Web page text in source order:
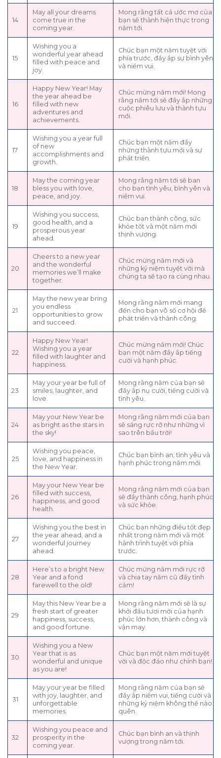
14
May all your dreams
come true in the
coming year.
Mong rằng tất cả ước mơ của
bạn sẽ thành hiện thực trong
năm tới.
15
Wishing you a
wonderful year ahead
filled with peace and
joy.
Chúc bạn một năm tuyệt vời
phía trước, đầy ắp sự bình yên
và niềm vui.
16
Happy New Year! May
the year ahead be
filled with new
adventures and
achievements.
Chúc mừng năm mới! Mong
rằng năm tới sẽ đầy ắp những
cuộc phiêu lưu và thành tựu
mới.
17
Wishing you a year full
of new
accomplishments and
growth.
Chúc bạn một năm đầy
những thành tựu mới và sự
phát triển.
18
May the coming year
bless you with love,
peace, and joy.
Mong rằng năm tới sẽ ban
cho bạn tình yêu, bình yên và
niềm vui.
19
Wishing you success,
good health, and a
prosperous year
ahead.
Chúc bạn thành công, sức
khỏe tốt và một năm mới
thịnh vượng.
20
Cheers to a new year
and the wonderful
memories we’ll make
together.
Chúc mừng năm mới và
những kỷ niệm tuyệt vời mà
chúng ta sẽ tạo ra cùng nhau.
21
May the new year bring
you endless
opportunities to grow
and succeed.
Mong rằng năm mới mang
đến cho bạn vô số cơ hội để
phát triển và thành công.
22
Happy New Year!
Wishing you a year
filled with laughter and
happiness.
Chúc mừng năm mới! Chúc
bạn một năm đầy ắp tiếng
cười và hạnh phúc.
23
May your year be full of
smiles, laughter, and
love.
Mong rằng năm của bạn sẽ
đầy ắp nụ cười, tiếng cười và
tình yêu.
24
May your New Year be
as bright as the stars in
the sky!
Mong rằng năm mới của bạn
sẽ sáng rực rỡ như những vì
sao trên bầu trời!
25
Wishing you peace,
love, and happiness in
the New Year.
Chúc bạn bình an, tình yêu và
hạnh phúc trong năm mới.
26
May your New Year be
filled with success,
happiness, and good
health.
Mong rằng năm mới của bạn
sẽ đầy thành công, hạnh phúc
và sức khỏe.
27
Wishing you the best in
the year ahead, and a
wonderful journey
ahead.
Chúc bạn những điều tốt đẹp
nhất trong năm mới và một
hành trình tuyệt vời phía
trước.
28
Here’s to a bright New
Year and a fond
farewell to the old!
Chúc mừng năm mới rực rỡ
và chia tay năm cũ đầy tình
cảm!
29
May this New Year be a
fresh start of greater
happiness, success,
and good fortune.
Mong rằng năm mới sẽ là sự
khởi đầu tươi mới của hạnh
phúc lớn hơn, thành công và
vận may.
30
Wishing you a New
Year that is as
wonderful and unique
as you are!
Chúc bạn một năm mới tuyệt
vời và độc đáo như chính bạn!
31
May your year be filled
with joy, laughter, and
unforgettable
memories.
Mong rằng năm của bạn sẽ
đầy ắp niềm vui, tiếng cười và
những kỷ niệm không thể nào
quên.
32
Wishing you peace and
prosperity in the
coming year.
Chúc bạn bình an và thịnh
vượng trong năm tới.